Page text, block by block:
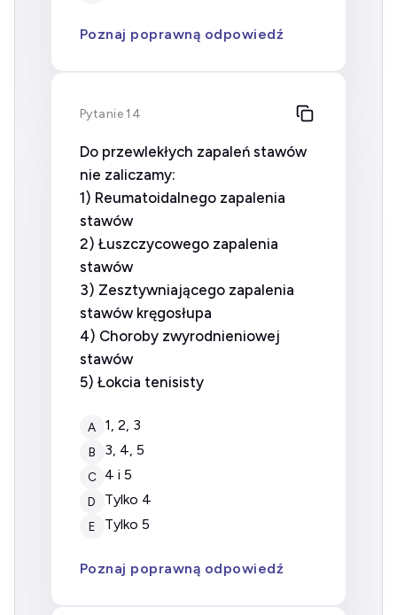
Poznaj poprawną odpowiedź
Pytanie 14
Do przewlekłych zapaleń stawów
nie zaliczamy:
1) Reumatoidalnego zapalenia
stawów
2) Łuszczycowego zapalenia
stawów
3) Zesztywniającego zapalenia
stawów kręgosłupa
4) Choroby zwyrodnieniowej
stawów
5) Łokcia tenisisty
A 1, 2, 3
B 3, 4, 5
C 4 i 5
D tylko 4
E tylko 5
Poznaj poprawną odpowiedź